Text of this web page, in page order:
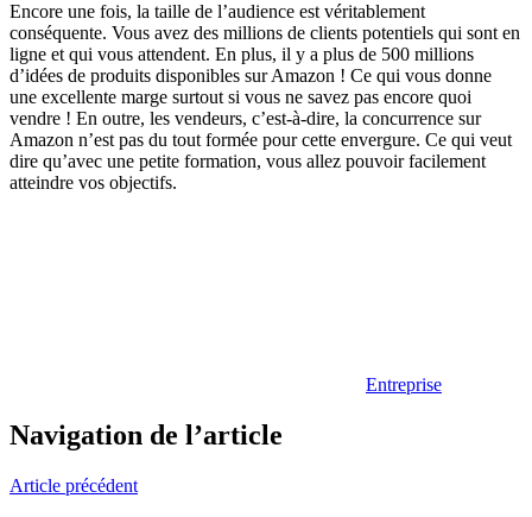
Encore une fois, la taille de l’audience est véritablement
conséquente. Vous avez des millions de clients potentiels qui sont en
ligne et qui vous attendent. En plus, il y a plus de 500 millions
d’idées de produits disponibles sur Amazon ! Ce qui vous donne
une excellente marge surtout si vous ne savez pas encore quoi
vendre ! En outre, les vendeurs, c’est-à-dire, la concurrence sur
Amazon n’est pas du tout formée pour cette envergure. Ce qui veut
dire qu’avec une petite formation, vous allez pouvoir facilement
atteindre vos objectifs.
Entreprise
Navigation de l’article
Article précédent